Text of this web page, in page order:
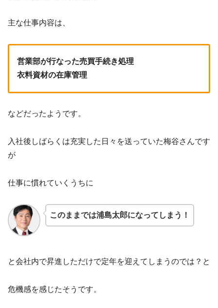
主な仕事内容は、
営業部が行なった売買手続き処理
衣料資材の在庫管理
などだったようです。
入社後しばらくは充実した日々を送っていた梅谷さんです
が
仕事に慣れていくうちに
このままでは浦島太郎になってしまう！
と会社内で昇進しただけで定年を迎えてしまうのでは？と
危機感を感じたそうです。